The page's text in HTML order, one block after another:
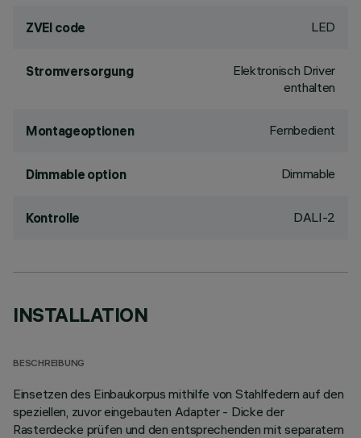
ZVEI code LED
Stromversorgung
Elektronisch Driver
enthalten
Montageoptionen Fernbedient
Dimmable option Dimmable
Kontrolle DALI-2
INSTALLATION
BESCHREIBUNG
Einsetzen des Einbaukorpus mithilfe von Stahlfedern auf den
speziellen, zuvor eingebauten Adapter - Dicke der
Rasterdecke prüfen und den entsprechenden mit separatem